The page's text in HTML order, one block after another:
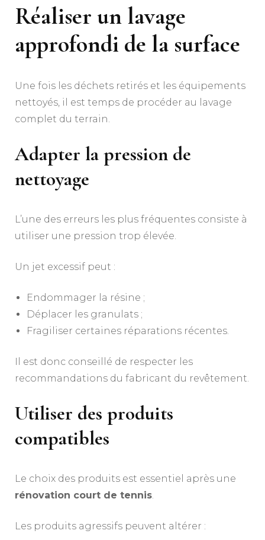
Réaliser un lavage
approfondi de la surface
Une fois les déchets retirés et les équipements
nettoyés, il est temps de procéder au lavage
complet du terrain.
Adapter la pression de
nettoyage
L’une des erreurs les plus fréquentes consiste à
utiliser une pression trop élevée.
Un jet excessif peut :
Endommager la résine ;
Déplacer les granulats ;
Fragiliser certaines réparations récentes.
Il est donc conseillé de respecter les
recommandations du fabricant du revêtement.
Utiliser des produits
compatibles
Le choix des produits est essentiel après une
rénovation court de tennis.
Les produits agressifs peuvent altérer :